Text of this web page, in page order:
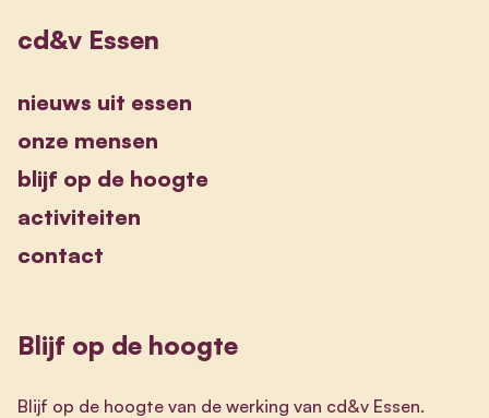
cd&v Essen
nieuws uit essen
onze mensen
blijf op de hoogte
activiteiten
contact
Blijf op de hoogte
Blijf op de hoogte van de werking van cd&v Essen.